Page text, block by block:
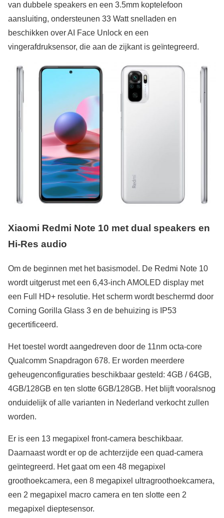
van dubbele speakers en een 3.5mm koptelefoon
aansluiting, ondersteunen 33 Watt snelladen en
beschikken over AI Face Unlock en een
vingerafdruksensor, die aan de zijkant is geïntegreerd.
Xiaomi Redmi Note 10 met dual speakers en
Hi-Res audio
Om de beginnen met het basismodel. De Redmi Note 10
wordt uitgerust met een 6,43-inch AMOLED display met
een Full HD+ resolutie. Het scherm wordt beschermd door
Corning Gorilla Glass 3 en de behuizing is IP53
gecertificeerd.
Het toestel wordt aangedreven door de 11nm octa-core
Qualcomm Snapdragon 678. Er worden meerdere
geheugenconfiguraties beschikbaar gesteld: 4GB / 64GB,
4GB/128GB en ten slotte 6GB/128GB. Het blijft vooralsnog
onduidelijk of alle varianten in Nederland verkocht zullen
worden.
Er is een 13 megapixel front-camera beschikbaar.
Daarnaast wordt er op de achterzijde een quad-camera
geïntegreerd. Het gaat om een 48 megapixel
groothoekcamera, een 8 megapixel ultragroothoekcamera,
een 2 megapixel macro camera en ten slotte een 2
megapixel dieptesensor.